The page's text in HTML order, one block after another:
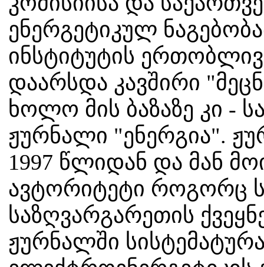
ენერგეტიკულ
ინსტიტუტის
დაარსდა კავშირი
ხოლო მის ბაზაზე კი -
ჟურნალი "ენერგია".
1997 წლიდან და მან
ავტორიტეტი როგორც
საზღვარგარეთის
ჟურნალში